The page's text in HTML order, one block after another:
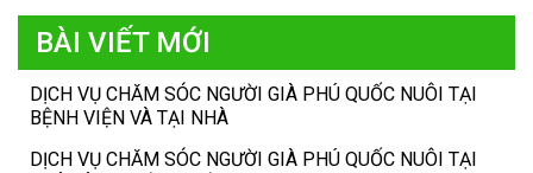
BÀI VIẾT MỚI
DỊCH VỤ CHĂM SÓC NGƯỜI GIÀ PHÚ QUỐC NUÔI TẠI
BỆNH VIỆN VÀ TẠI NHÀ
DỊCH VỤ CHĂM SÓC NGƯỜI GIÀ PHÚ QUỐC NUÔI TẠI